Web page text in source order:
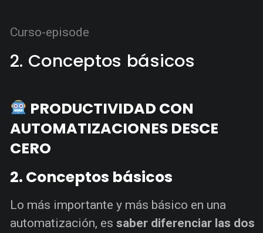
Curso-episode
2. Conceptos básicos
PRODUCTIVIDAD CON
AUTOMATIZACIONES DESCE
CERO
2. Conceptos básicos
Lo más importante y más básico en una
automatización, es saber diferenciar las dos